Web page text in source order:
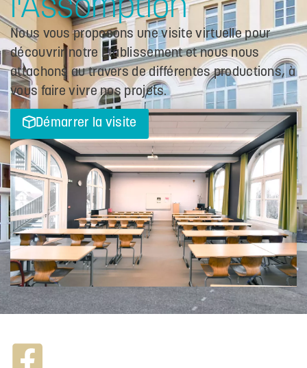
l'Assomption
Nous vous proposons une visite virtuelle pour
découvrir notre Etablissement et nous nous
attachons au travers de différentes productions, à
vous faire vivre nos projets.
Démarrer la visite